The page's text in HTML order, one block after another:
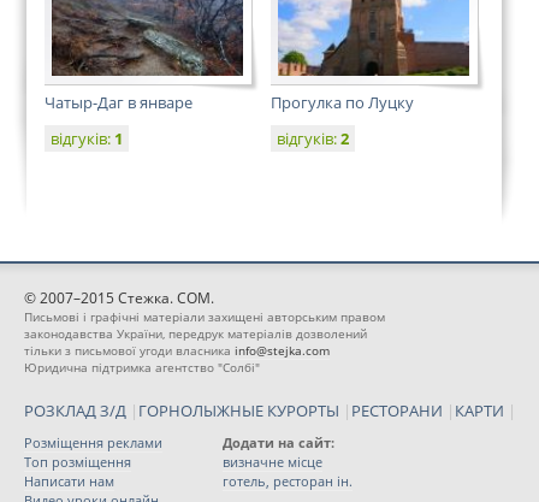
Чатыр-Даг в январе
відгуків: 1
Прогулка по Луцку
відгуків:2
© 2007–2015 Стежка. COM.
Письмові і графічні матеріали захищені авторським правом
законодавства України, передрук матеріалів дозволений
тільки з письмової угоди власника info@stejka.com
Юридична підтримка агентство "Солбі"
РОЗКЛАД З/Д | ГОРНОЛЫЖНЫЕ КУРОРТЫ | РЕСТОРАНИ | КАРТИ |
Розміщення реклами
Топ розміщення
Написати нам
Додати на сайт:
визначне місце
готель, ресторан ін.